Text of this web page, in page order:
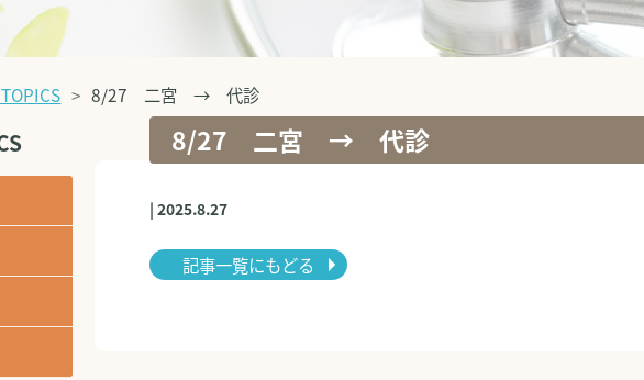
8/27 二宮 → 代診
8/27 二宮 → 代診
| 2025.8.27
記事一覧にもどる